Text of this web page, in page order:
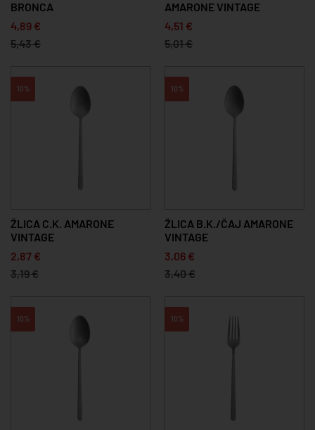
BRONCA
4,89 €
5,43 €
AMARONE VINTAGE
4,51 €
5,01 €
10%
ŽLICA C.K. AMARONE
VINTAGE
2,87 €
3,19 €
10%
ŽLICA B.K./ČAJ AMARONE
VINTAGE
3,06 €
3,40 €
10% 10%